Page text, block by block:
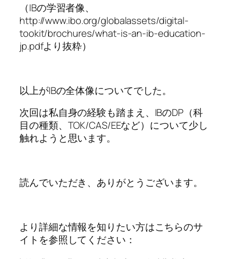
（IBの学習者像、
http://www.ibo.org/globalassets/digital-
tookit/brochures/what-is-an-ib-education-
jp.pdfより抜粋）
以上がIBの全体像についてでした。
次回は私自身の経験も踏まえ、IBのDP（科
目の種類、TOK/CAS/EEなど）について少し
触れようと思います。
読んでいただき、ありがとうございます。
より詳細な情報を知りたい方はこちらのサ
イトを参照してください：